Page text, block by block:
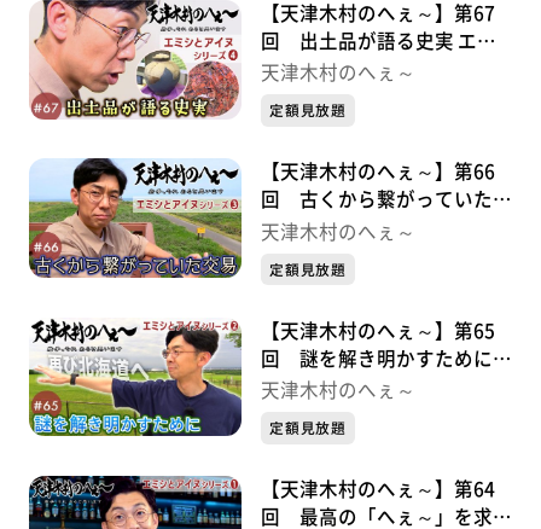
【天津木村のへぇ～】第67
回 出土品が語る史実 エミ
シとアイヌシリーズ➃
天津木村のへぇ～
定額見放題
【天津木村のへぇ～】第66
回 古くから繋がっていた交
易 エミシとアイヌシリーズ
天津木村のへぇ～
定額見放題
【天津木村のへぇ～】第65
回 謎を解き明かすために
エミシとアイヌシリーズ②
天津木村のへぇ～
定額見放題
【天津木村のへぇ～】第64
回 最高の「へぇ～」を求め